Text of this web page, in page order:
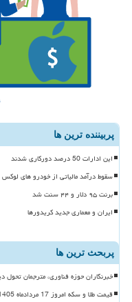
پربیننده ترین ها
این ادارات 50 درصد دورکاری شدند
سقوط درآمد مالیاتی از خودرو های لوکس
برنت ۹۵ دلار و ۴۴ سنت شد
ایران و معماری جدید کریدورها
پربحث ترین ها
خبرنگاران حوزه فناوری، مترجمان تحول
قیمت طلا و سکه امروز 17 مردادماه 1405